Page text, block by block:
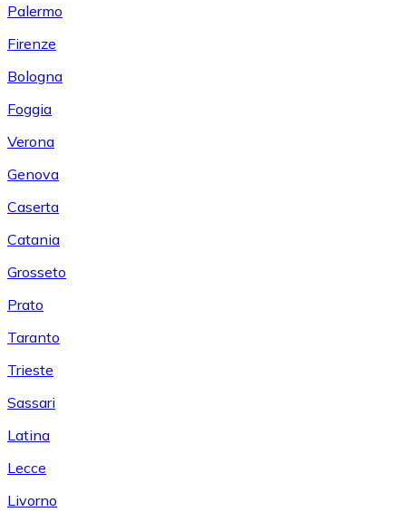
Palermo
Firenze
Bologna
Foggia
Verona
Genova
Caserta
Catania
Grosseto
Prato
Taranto
Trieste
Sassari
Latina
Lecce
Livorno